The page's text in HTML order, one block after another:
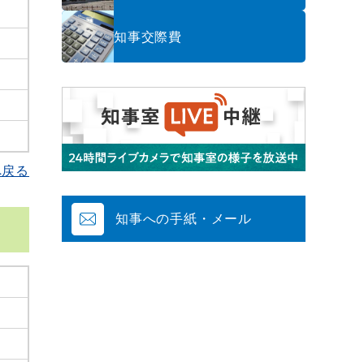
る
知事交際費
知事への手紙・メール